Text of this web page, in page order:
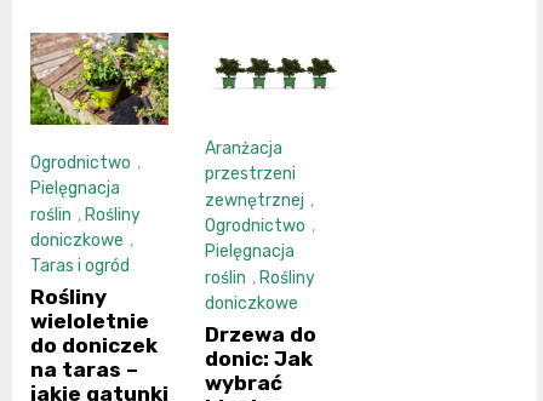
Ogrodnictwo ,
Pielęgnacja
roślin , Rośliny
doniczkowe ,
Taras i ogród
Rośliny
wieloletnie
do doniczek
na taras –
jakie gatunki
Aranżacja
przestrzeni
zewnętrznej ,
Ogrodnictwo ,
Pielęgnacja
roślin , Rośliny
doniczkowe
Drzewa do
donic: Jak
wybrać